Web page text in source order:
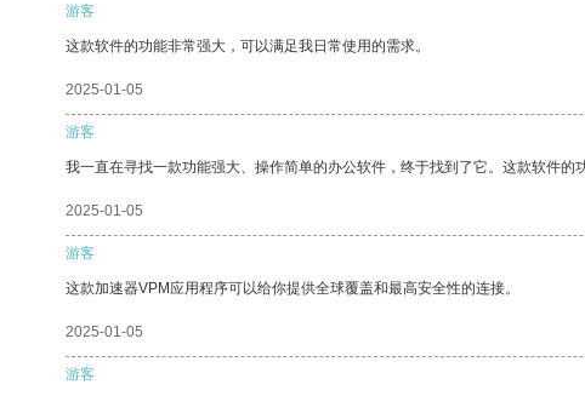
游客
这款软件的功能非常强大，可以满足我日常使用的需求。
2025-01-05
游客
我一直在寻找一款功能强大、操作简单的办公软件，终于找到了它。这款软件
2025-01-05
游客
这款加速器VPM应用程序可以给你提供全球覆盖和最高安全性的连接。
2025-01-05
游客